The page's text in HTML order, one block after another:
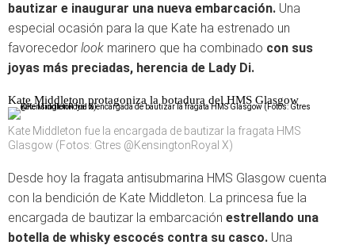
bautizar e inaugurar una nueva embarcación. Una
especial ocasión para la que Kate ha estrenado un
favorecedor look marinero que ha combinado con sus
joyas más preciadas, herencia de Lady Di.
Kate Middleton protagoniza la botadura del HMS Glasgow
Kate Middleton fue la encargada de bautizar la fragata HMS
Glasgow (Fotos: Gtres @KensingtonRoyal X)
Desde hoy la fragata antisubmarina HMS Glasgow cuenta
con la bendición de Kate Middleton. La princesa fue la
encargada de bautizar la embarcación estrellando una
botella de whisky escocés contra su casco. Una